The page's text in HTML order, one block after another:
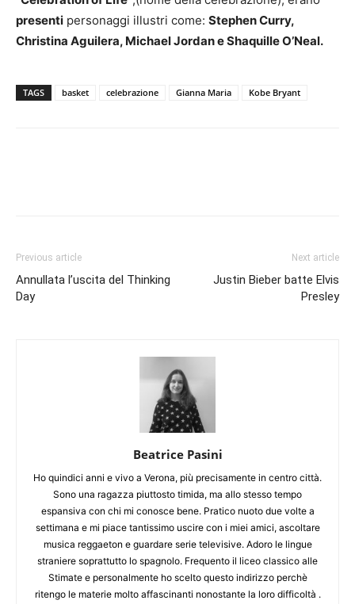
presenti personaggi illustri come: Stephen Curry,
Christina Aguilera, Michael Jordan e Shaquille O’Neal.
TAGS basket celebrazione Gianna Maria Kobe Bryant
Previous article
Annullata l’uscita del Thinking
Day
Next article
Justin Bieber batte Elvis
Presley
Beatrice Pasini
Ho quindici anni e vivo a Verona, più precisamente in centro città.
Sono una ragazza piuttosto timida, ma allo stesso tempo
espansiva con chi mi conosce bene. Pratico nuoto due volte a
settimana e mi piace tantissimo uscire con i miei amici, ascoltare
musica reggaeton e guardare serie televisive. Adoro le lingue
straniere soprattutto lo spagnolo. Frequento il liceo classico alle
Stimate e personalmente ho scelto questo indirizzo perchè
ritengo le materie molto affascinanti nonostante la loro difficoltà .